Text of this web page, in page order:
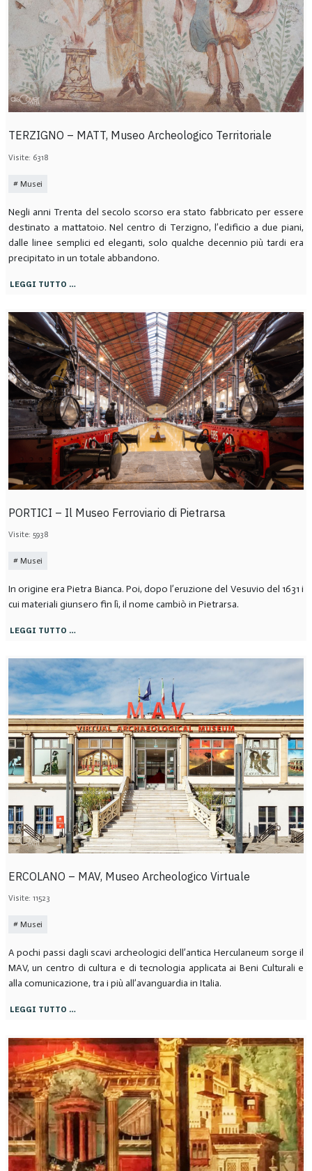
TERZIGNO – MATT, Museo Archeologico Territoriale
Visite: 6318
Musei
Negli anni Trenta del secolo scorso era stato fabbricato per essere
destinato a mattatoio. Nel centro di Terzigno, l’edificio a due piani,
dalle linee semplici ed eleganti, solo qualche decennio più tardi era
precipitato in un totale abbandono.
LEGGI TUTTO …
PORTICI – Il Museo Ferroviario di Pietrarsa
Visite: 5938
Musei
In origine era Pietra Bianca. Poi, dopo l’eruzione del Vesuvio del 1631 i
cui materiali giunsero fin lì, il nome cambiò in Pietrarsa.
LEGGI TUTTO …
ERCOLANO – MAV, Museo Archeologico Virtuale
Visite: 11523
Musei
A pochi passi dagli scavi archeologici dell’antica Herculaneum sorge il
MAV, un centro di cultura e di tecnologia applicata ai Beni Culturali e
alla comunicazione, tra i più all’avanguardia in Italia.
LEGGI TUTTO …